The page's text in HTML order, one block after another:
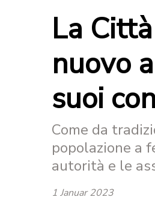
La
nuovo
suoi
Come da
popolazione a
autorità e le
1 Januar 2023